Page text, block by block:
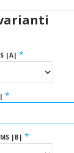
|A|
|В|